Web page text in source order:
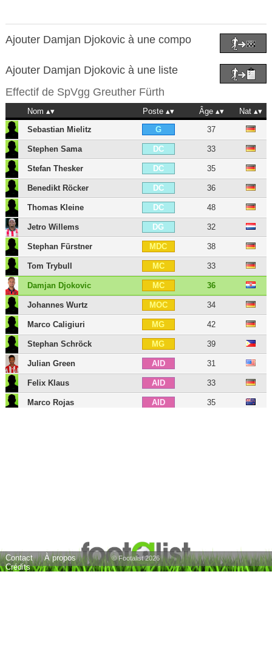
Ajouter Damjan Djokovic à une compo
Ajouter Damjan Djokovic à une liste
Effectif de SpVgg Greuther Fürth
Nom Poste Âge
Nat
Sebastian Mielitz
G 37
Stephen Sama DC 33
Stefan Thesker DC 35
Benedikt Röcker DC 36
Thomas Kleine DC 48
Jetro Willems DG 32
Stephan Fürstner MDC 38
Tom Trybull MC 33
Damjan Djokovic MC 36
Johannes Wurtz MOC 34
Marco Caligiuri MG 42
Stephan Schröck MG 39
Julian Green AID 31
Felix Klaus AID 33
Marco Rojas AID 35
Contact
À propos
Crédits
© Footalist 2026